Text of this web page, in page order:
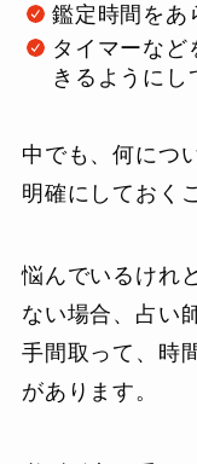
鑑定時間をあ
タイマーな
きるようにし
中でも、何につ
明確にしておく
悩んでいるけれ
ない場合、占い
手間取って、時
があります。